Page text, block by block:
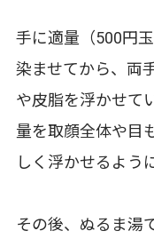
手に適量（500円
染ませてから、両
や皮脂を浮かせて
量を取顔全体や目
しく浮かせるよう
その後、ぬるま湯